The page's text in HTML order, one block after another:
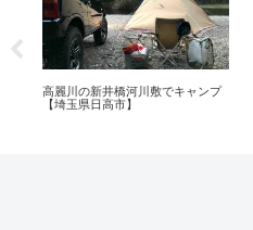
高麗川の新井橋河川敷でキャンプ
【埼玉県日高市】